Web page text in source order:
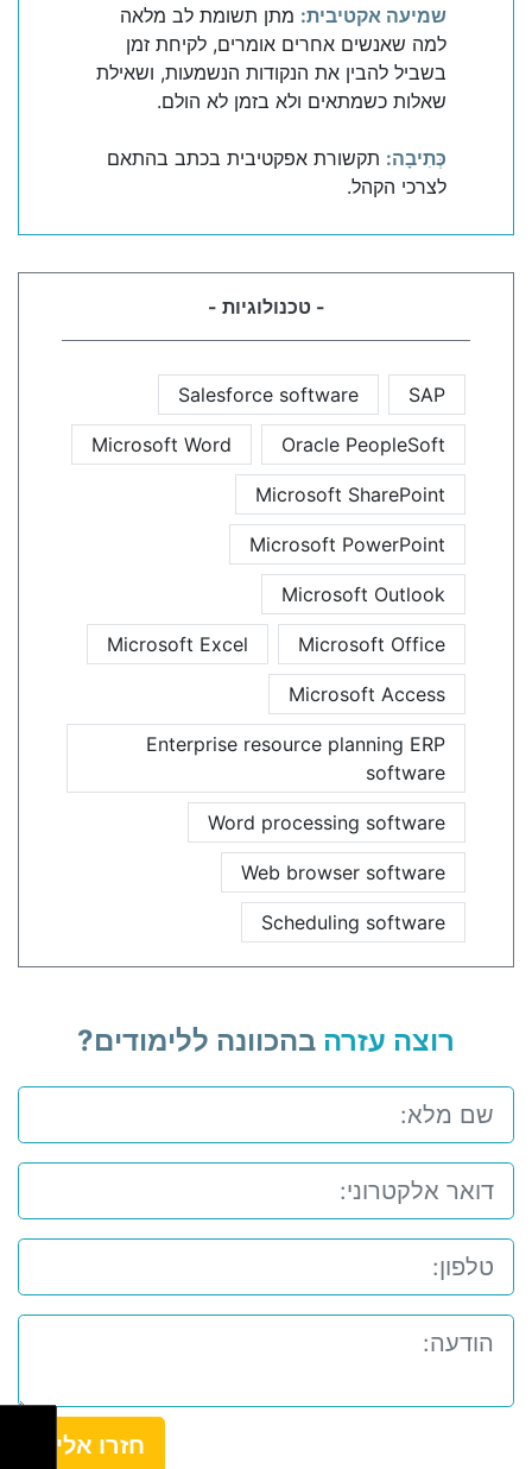
שמיעה אקטיבית: מתן תשומת לב מלאה
למה שאנשים אחרים אומרים, לקיחת זמן
בשביל להבין את הנקודות הנשמעות, ושאילת
שאלות כשמתאים ולא בזמן לא הולם.
כְּתִיבָה: תקשורת אפקטיבית בכתב בהתאם
לצרכי הקהל.
- טכנולוגיות -
SAP
Salesforce software
Oracle PeopleSoft
Microsoft Word
Microsoft SharePoint
Microsoft PowerPoint
Microsoft Outlook
Microsoft Office
Microsoft Excel
Microsoft Access
Enterprise resource planning ERP
software
Word processing software
Web browser software
Scheduling software
רוצה עזרה בהכוונה ללימודים?
חזרו אלי